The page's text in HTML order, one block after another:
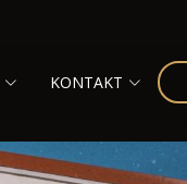
KONTAKT